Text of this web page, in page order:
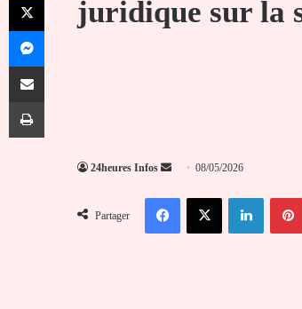
juridique sur la
24heures Infos
Envoyer
courriel
08/05/2026
Partager
FacebookX
Messenger
Partager par email